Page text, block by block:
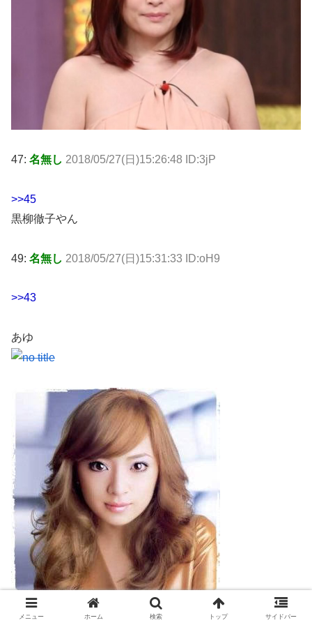
47: 名無し 2018/05/27(日)15:26:48 ID:3jP
>>45
黒柳徹子やん
49: 名無し 2018/05/27(日)15:31:33 ID:oH9
>>43
あゆ
メニュー ホーム 検索 トップ サイドバー